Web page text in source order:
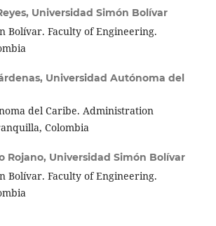
Universidad Simón Bolívar
Bolívar. Faculty of Engineering.
Universidad Autónoma del
del Caribe. Administration
Colombia
Rojano, Universidad Simón Bolívar
Bolívar. Faculty of Engineering.